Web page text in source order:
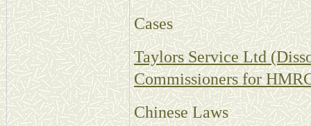
Cases
Taylors Service Ltd
Commissioners for
Chinese Laws